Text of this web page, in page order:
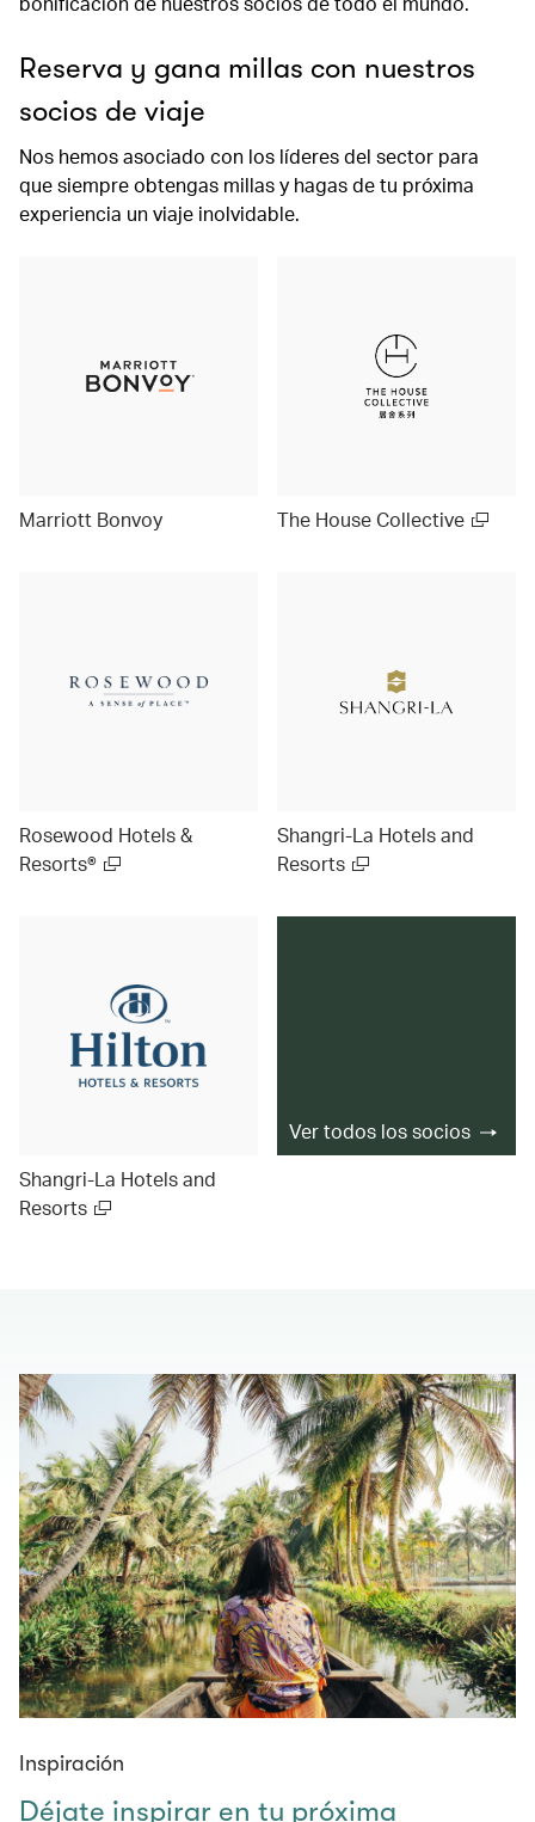
Reserva y gana millas con nuestros
socios de viaje
Nos hemos asociado con los líderes del sector para
que siempre obtengas millas y hagas de tu próxima
experiencia un viaje inolvidable.
Marriott Bonvoy The House Collective
Rosewood Hotels &
Resorts®
Shangri-La Hotels and
Resorts
Shangri-La Hotels and
Resorts
Ver todos los socios
Inspiración
Déjate inspirar en tu próxima